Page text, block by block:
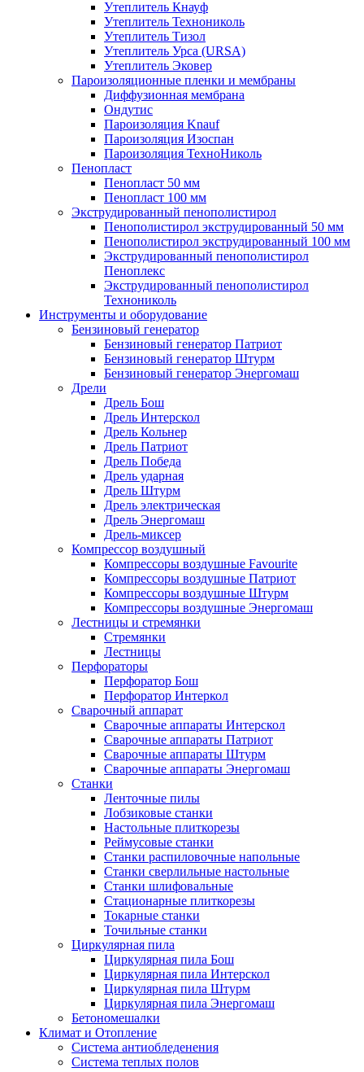
Утеплитель Кнауф
Утеплитель Технониколь
Утеплитель Тизол
Утеплитель Урса (URSA)
Утеплитель Эковер
Пароизоляционные пленки и мембраны
Диффузионная мембрана
Ондутис
Пароизоляция Knauf
Пароизоляция Изоспан
Пароизоляция ТехноНиколь
Пенопласт
Пенопласт 50 мм
Пенопласт 100 мм
Экструдированный пенополистирол
Пенополистирол экструдированный 50 мм
Пенополистирол экструдированный 100 мм
Экструдированный пенополистирол
Пеноплекс
Экструдированный пенополистирол
Технониколь
Инструменты и оборудование
Бензиновый генератор
Бензиновый генератор Патриот
Бензиновый генератор Штурм
Бензиновый генератор Энергомаш
Дрели
Дрель Бош
Дрель Интерскол
Дрель Кольнер
Дрель Патриот
Дрель Победа
Дрель ударная
Дрель Штурм
Дрель электрическая
Дрель Энергомаш
Дрель-миксер
Компрессор воздушный
Компрессоры воздушные Favourite
Компрессоры воздушные Патриот
Компрессоры воздушные Штурм
Компрессоры воздушные Энергомаш
Лестницы и стремянки
Стремянки
Лестницы
Перфораторы
Перфоратор Бош
Перфоратор Интеркол
Сварочный аппарат
Сварочные аппараты Интерскол
Сварочные аппараты Патриот
Сварочные аппараты Штурм
Сварочные аппараты Энергомаш
Станки
Ленточные пилы
Лобзиковые станки
Настольные плиткорезы
Реймусовые станки
Станки распиловочные напольные
Станки сверлильные настольные
Станки шлифовальные
Стационарные плиткорезы
Токарные станки
Точильные станки
Циркулярная пила
Циркулярная пила Бош
Циркулярная пила Интерскол
Циркулярная пила Штурм
Циркулярная пила Энергомаш
Бетономешалки
Климат и Отопление
Система антиобледенения
Система теплых полов